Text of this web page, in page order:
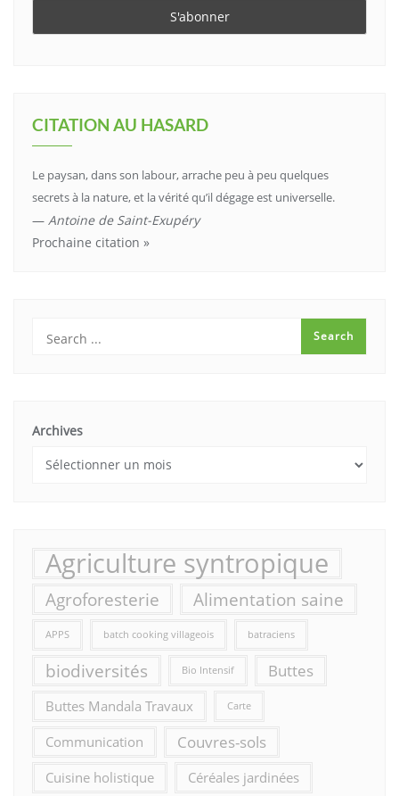
CITATION AU HASARD
Le paysan, dans son labour, arrache peu à peu quelques
secrets à la nature, et la vérité qu’il dégage est universelle.
— Antoine de Saint-Exupéry
Prochaine citation »
Archives
Agriculture syntropique
Agroforesterie Alimentation saine
APPS batch cooking villageois batraciens
biodiversités Bio Intensif Buttes
Buttes Mandala Travaux Carte
Communication Couvres-sols
Cuisine holistique Céréales jardinées